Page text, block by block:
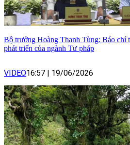
Bộ trưởng Hoàng Thanh Tùng: Báo chí
phát triển của ngành Tư pháp
VIDEO16:57 | 19/06/2026